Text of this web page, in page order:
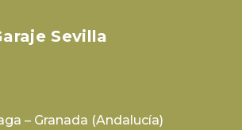
Sevilla
– Granada (Andalucía)